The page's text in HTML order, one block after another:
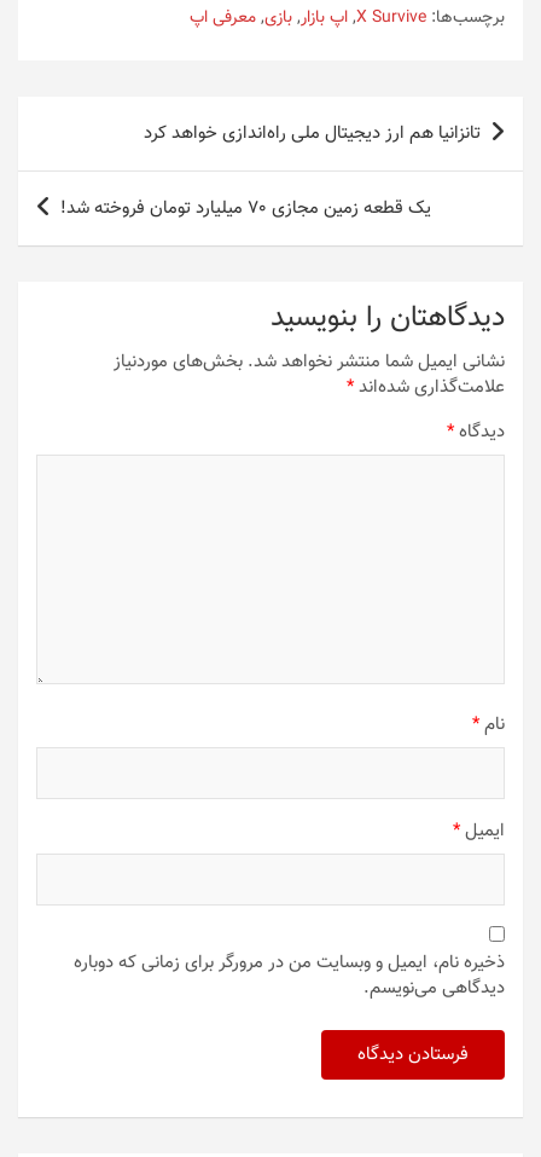
برچسب‌ها: X Survive
,اپ بازار,بازی,معرفی اپ
راهبری
نوشته
تانزانیا هم ارز دیجیتال ملی راه‌اندازی خواهد کرد
یک قطعه زمین مجازی 70 میلیارد تومان فروخته شد!
دیدگاهتان را بنویسید
نشانی ایمیل شما منتشر نخواهد شد. بخش‌های موردنیاز
علامت‌گذاری شده‌اند*
دیدگاه*
نام*
ایمیل*
ذخیره نام، ایمیل و وبسایت من در مرورگر برای زمانی که دوباره
دیدگاهی می‌نویسم.